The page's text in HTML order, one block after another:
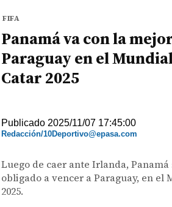
FIFA
Panamá va con la
Paraguay en el
Catar 2025
Publicado 2025/11/07 17:45:00
Redacción/10Deportivo@epasa.com
Luego de caer ante Irlanda,
obligado a vencer a Paraguay, en el
2025.